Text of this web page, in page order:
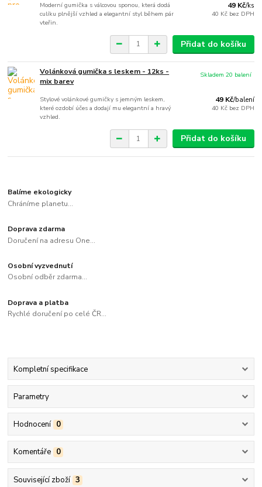
Moderní gumička s válcovou sponou, která dodá
culíku plnější vzhled a elegantní styl během pár
vteřin.
49 Kč/ks
40 Kč bez DPH
Přidat do košíku
Volánková gumička s leskem - 12ks -
mix barev
Stylové volánkové gumičky s jemným leskem,
které ozdobí účes a dodají mu elegantní a hravý
vzhled.
49 Kč/balení
40 Kč bez DPH
Skladem 20 balení
Přidat do košíku
Balíme ekologicky
Chráníme planetu...
Doprava zdarma
Doručení na adresu One...
Osobní vyzvednutí
Osobní odběr zdarma...
Doprava a platba
Rychlé doručení po celé ČR...
Kompletní specifikace
Parametry
Hodnocení 0
Komentáře 0
Související zboží 3